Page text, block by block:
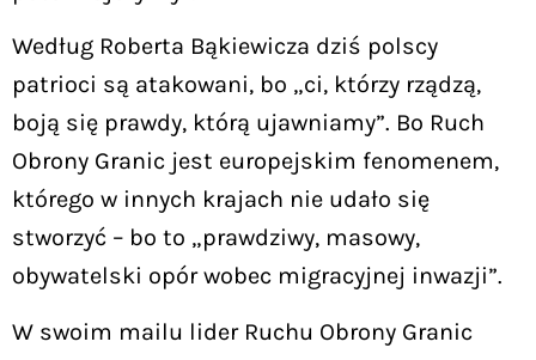
Według Roberta Bąkiewicza dziś polscy
patrioci są atakowani, bo „ci, którzy rządzą,
boją się prawdy, którą ujawniamy”. Bo Ruch
Obrony Granic jest europejskim fenomenem,
którego w innych krajach nie udało się
stworzyć – bo to „prawdziwy, masowy,
obywatelski opór wobec migracyjnej inwazji”.
W swoim mailu lider Ruchu Obrony Granic